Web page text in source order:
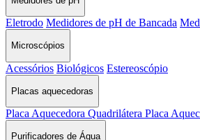
Eletrodo Medidores de pH de Bancada
Microscópios
Acessórios Biológicos Estereoscópio
Placas aquecedoras
Placa Aquecedora Quadrilátera Placa
Purificadores de Água